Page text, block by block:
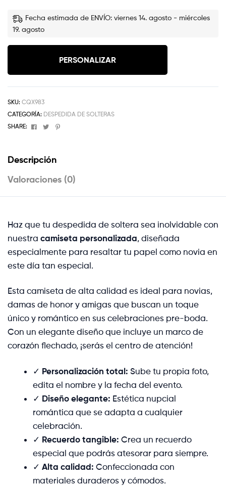
Fecha estimada de ENVÍO: viernes 14. agosto - miércoles
19. agosto
PERSONALIZAR
SKU: CQX983
CATEGORÍA: DESPEDIDA DE SOLTERAS
SHARE:
Facebook
TwitterPinterest
Descripción
Valoraciones (0)
Haz que tu despedida de soltera sea inolvidable con
nuestra camiseta personalizada, diseñada
especialmente para resaltar tu papel como novia en
este día tan especial.
Esta camiseta de alta calidad es ideal para novias,
damas de honor y amigas que buscan un toque
único y romántico en sus celebraciones pre-boda.
Con un elegante diseño que incluye un marco de
corazón flechado, ¡serás el centro de atención!
✓ Personalización total: Sube tu propia foto,
edita el nombre y la fecha del evento.
✓ Diseño elegante: Estética nupcial
romántica que se adapta a cualquier
celebración.
✓ Recuerdo tangible: Crea un recuerdo
especial que podrás atesorar para siempre.
✓Alta calidad: Confeccionada con
materiales duraderos y cómodos.